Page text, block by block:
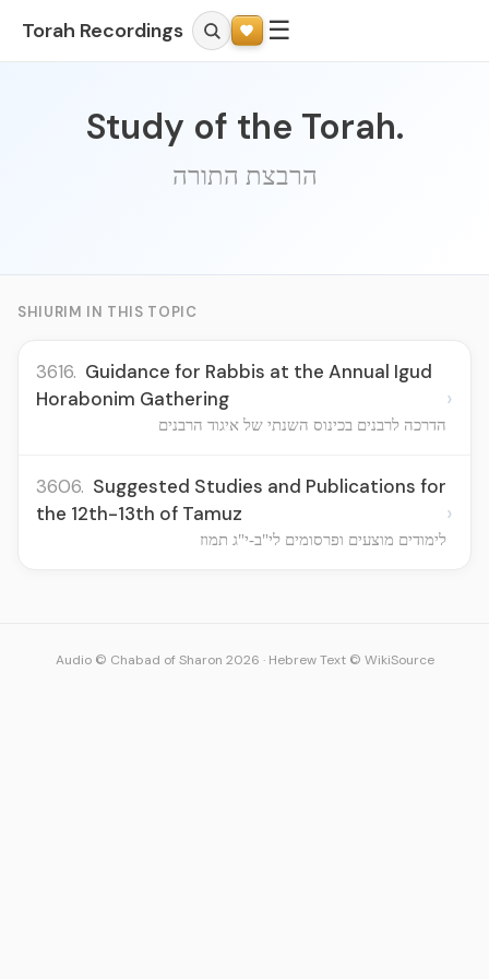
Torah Recordings ☰
Study of the Torah.
הרבצת התורה
SHIURIM IN THIS TOPIC
3616. Guidance for Rabbis at the Annual Igud
Horabonim Gathering
הדרכה לרבנים בכינוס השנתי של איגוד הרבנים
›
3606. Suggested Studies and Publications for
the 12th-13th of Tamuz
לימודים מוצעים ופרסומים לי"ב-י"ג תמוז
›
Audio © Chabad of Sharon 2026 · Hebrew Text © WikiSource